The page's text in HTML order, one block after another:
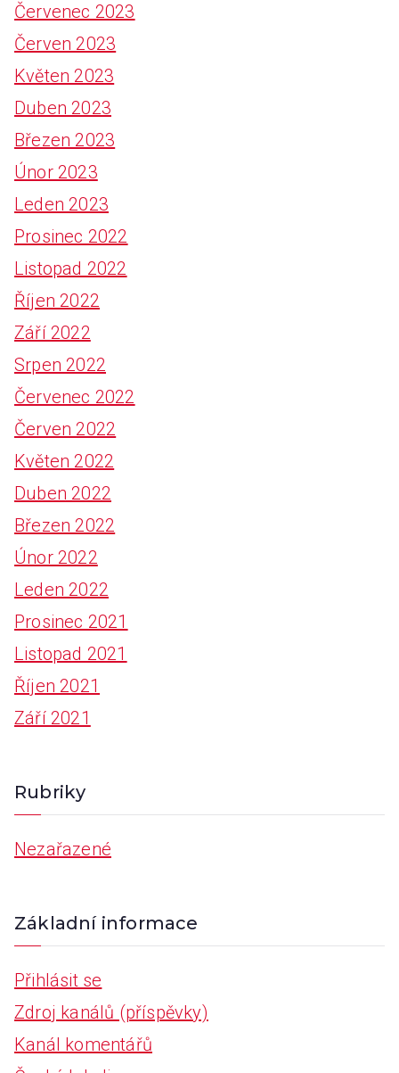
Červenec 2023
Červen 2023
Květen 2023
Duben 2023
Březen 2023
Únor 2023
Leden 2023
Prosinec 2022
Listopad 2022
Říjen 2022
Září 2022
Srpen 2022
Červenec 2022
Červen 2022
Květen 2022
Duben 2022
Březen 2022
Únor 2022
Leden 2022
Prosinec 2021
Listopad 2021
Říjen 2021
Září 2021
Rubriky
Nezařazené
Základní informace
Přihlásit se
Zdroj kanálů (příspěvky)
Kanál komentářů